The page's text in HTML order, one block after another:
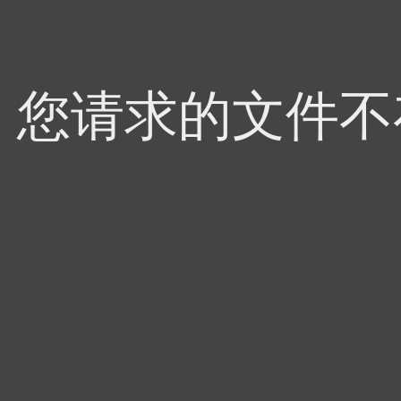
您请求的文件